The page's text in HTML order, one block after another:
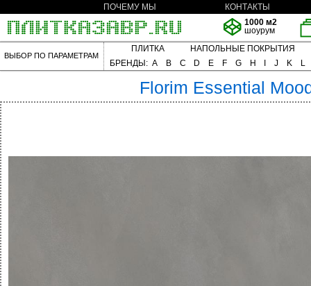
ПОЧЕМУ МЫ
КОНТАКТЫ
1000 м2
шоурум
ВЫБОР ПО ПАРАМЕТРАМ
ПЛИТКА
НАПОЛЬНЫЕ ПОКРЫТИЯ
БРЕНДЫ: A B C D E F G H J K L
Florim Essential